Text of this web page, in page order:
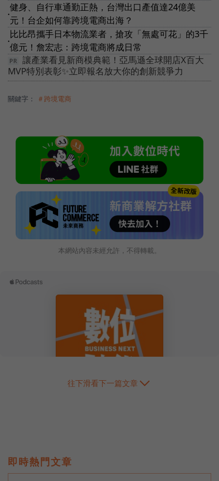
●
健身、自行車通勤正熱，台灣出口產值達24億美
元！台企如何靠跨境電商出海？
●
比比昂攜手日本物流業者，搶攻「無處可花」的3千
億元！詹宏志：跨境電商將成日常
讓產業看見新商模典範！亞馬遜全球開店X百大
MVP特別表彰✨立即報名放大你的創新競爭力
關鍵字： ＃跨境電商
本網站內容未經允許，不得轉載。
往下滑看下一篇文章
即時熱門文章